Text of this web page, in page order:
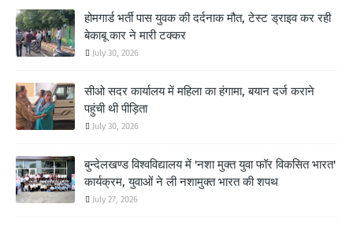
होमगार्ड भर्ती पास युवक की दर्दनाक मौत, टेस्ट ड्राइव कर रही
बेकाबू कार ने मारी टक्कर
July 30, 2026
सीओ सदर कार्यालय में महिला का हंगामा, बयान दर्ज कराने
पहुंची थी पीड़िता
July 30, 2026
बुन्देलखण्ड विश्वविद्यालय में 'नशा मुक्त युवा फॉर विकसित भारत'
कार्यक्रम, युवाओं ने ली नशामुक्त भारत की शपथ
July 27, 2026